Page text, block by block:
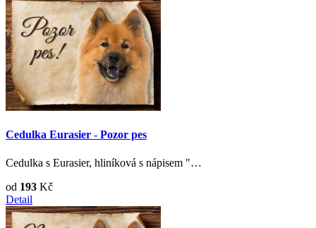
Cedulka Eurasier - Pozor pes
Cedulka s Eurasier, hliníková s nápisem "…
od 193 Kč
Detail